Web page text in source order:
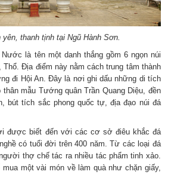
thanh tịnh tại Ngũ Hành Sơn.
là tên một danh thắng gồm 6 ngọn núi
Thổ. Địa điểm này nằm cách trung tâm thành
đi Hội An. Đây là nơi ghi dấu những di tích
mẫu Tướng quân Trần Quang Diệu, đền
bút tích sắc phong quốc tự, địa đạo núi đá
được biết đến với các cơ sở điêu khắc đá
có tuổi đời trên 400 năm. Từ các loại đá
thợ chế tác ra nhiều tác phẩm tinh xảo.
một vài món về làm quà như chặn giấy,